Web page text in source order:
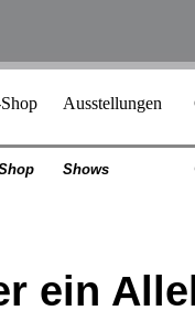
Ausstellungen
Shows
ein